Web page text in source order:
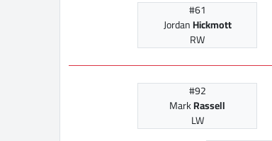
#61
JordanHickmott
RW
#92
MarkRassell
LW